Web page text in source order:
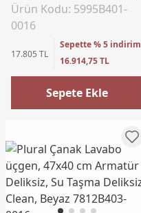
Ürün Kodu: 5995B401-
0016
17.805 TL
Sepette % 5 indirim
16.914,75 TL
Sepete Ekle